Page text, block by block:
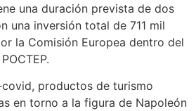
una duración prevista de dos
una inversión total de 711 mil
la Comisión Europea dentro del
productos de turismo
en torno a la figura de Napoleón